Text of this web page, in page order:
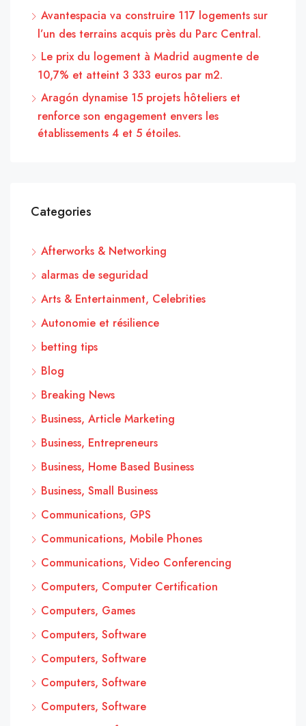
Avantespacia va construire 117 logements sur
l’un des terrains acquis près du Parc Central.
Le prix du logement à Madrid augmente de
10,7% et atteint 3 333 euros par m2.
Aragón dynamise 15 projets hôteliers et
renforce son engagement envers les
établissements 4 et 5 étoiles.
Categories
Afterworks & Networking
alarmas de seguridad
Arts & Entertainment, Celebrities
Autonomie et résilience
betting tips
Blog
Breaking News
Business, Article Marketing
Business, Entrepreneurs
Business, Home Based Business
Business, Small Business
Communications, GPS
Communications, Mobile Phones
Communications, Video Conferencing
Computers, Computer Certification
Computers, Games
Computers, Software
Computers, Software
Computers, Software
Computers, Software